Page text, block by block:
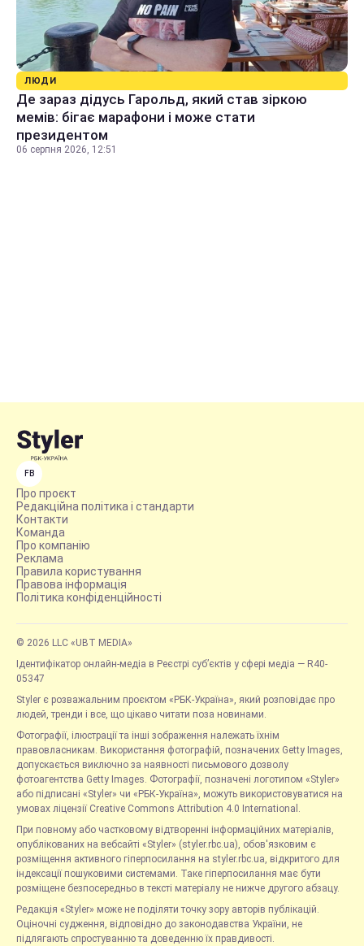
ЛЮДИ
Де зараз дідусь Гарольд, який став зіркою
мемів: бігає марафони і може стати
президентом
06 серпня 2026, 12:51
FB
Про проєкт
Редакційна політика і стандарти
Контакти
Команда
Про компанію
Реклама
Правила користування
Правова інформація
Політика конфіденційності
© 2026 LLC «UBT MEDIA»
Ідентифікатор онлайн-медіа в Реєстрі суб’єктів у сфері медіа — R40-
05347
Styler є розважальним проєктом «РБК-Україна», який розповідає про
людей, тренди і все, що цікаво читати поза новинами.
Фотографії, ілюстрації та інші зображення належать їхнім
правовласникам. Використання фотографій, позначених Getty Images,
допускається виключно за наявності письмового дозволу
фотоагентства Getty Images. Фотографії, позначені логотипом «Styler»
або підписані «Styler» чи «РБК-Україна», можуть використовуватися на
умовах ліцензії Creative Commons Attribution 4.0 International.
При повному або частковому відтворенні інформаційних матеріалів,
опублікованих на вебсайті «Styler» (styler.rbc.ua), обов'язковим є
розміщення активного гіперпосилання на styler.rbc.ua, відкритого для
індексації пошуковими системами. Таке гіперпосилання має бути
розміщене безпосередньо в тексті матеріалу не нижче другого абзацу.
Редакція «Styler» може не поділяти точку зору авторів публікацій.
Оціночні судження, відповідно до законодавства України, не
підлягають спростуванню та доведенню їх правдивості.